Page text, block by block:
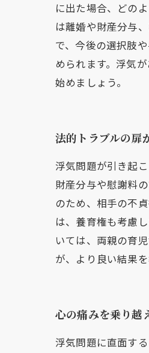
に出た場合、どの
は離婚や財産分与
で、今後の選択肢
められます。浮気
始めましょう。
法的トラブルの扉
浮気問題が引き起
財産分与や慰謝料
のため、相手の不
は、養育権も考慮
いては、両親の育
が、より良い結果
心の痛みを乗り越
浮気問題に直面す